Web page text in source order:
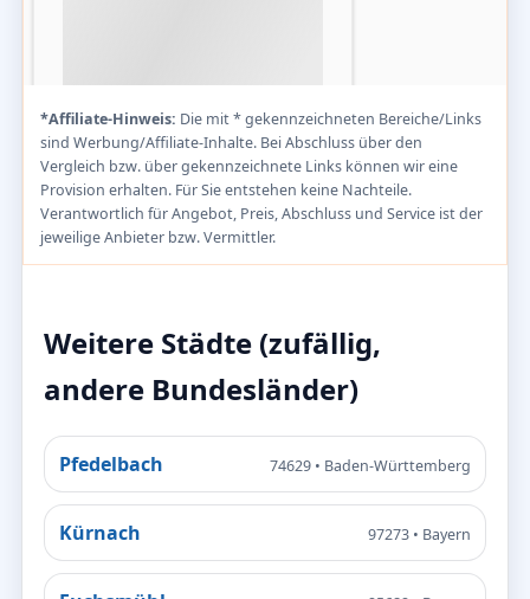
*Affiliate-Hinweis: Die mit * gekennzeichneten Bereiche/Links
sind Werbung/Affiliate-Inhalte. Bei Abschluss über den
Vergleich bzw. über gekennzeichnete Links können wir eine
Provision erhalten. Für Sie entstehen keine Nachteile.
Verantwortlich für Angebot, Preis, Abschluss und Service ist der
jeweilige Anbieter bzw. Vermittler.
Weitere Städte (zufällig,
andere Bundesländer)
Pfedelbach 74629 • Baden-Württemberg
Kürnach 97273 • Bayern